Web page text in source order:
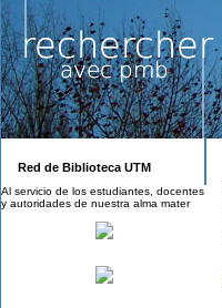
Red de Biblioteca UTM
Al servicio de los estudiantes, docentes
y autoridades de nuestra alma mater